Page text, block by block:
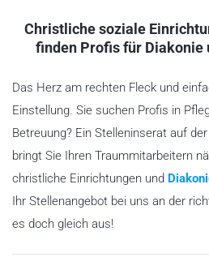
Christliche soziale
finden Profis für Diakonie
Das Herz am rechten Fleck und
Einstellung. Sie suchen Profis in
Betreuung? Ein Stelleninserat auf
bringt Sie Ihren Traummitarbeitern
christliche Einrichtungen und
Ihr Stellenangebot bei uns an der
es doch gleich aus!